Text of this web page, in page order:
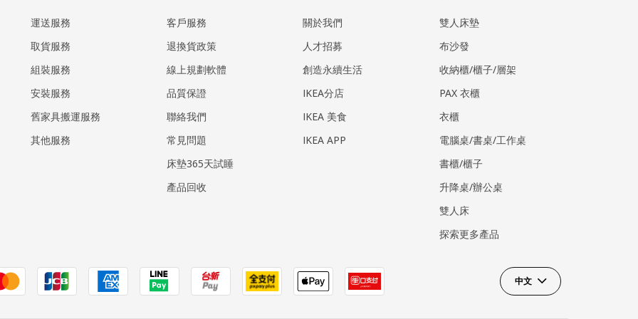
運送服務
取貨服務
組裝服務
安裝服務
​舊家具搬運服務
其他服務
客戶服務
退換貨政策
線上規劃軟體
品質保證
聯絡我們
常見問題
床墊365天試睡
產品回收
關於我們
人才招募
創造永續生活
IKEA分店
IKEA 美食
IKEA APP
雙人床墊
布沙發
收納櫃/櫃子/層架
PAX 衣櫃
衣櫃
電腦桌/書桌/工作桌
書櫃/櫃子
升降桌/辦公桌
雙人床
探索更多產品
中文